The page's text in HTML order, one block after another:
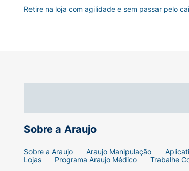
Sobre a Araujo
Sobre a Araujo Araujo Manipulação
Lojas
Programa Araujo Médico Trabalhe
Retire na loja com agilidade e sem passar pelo